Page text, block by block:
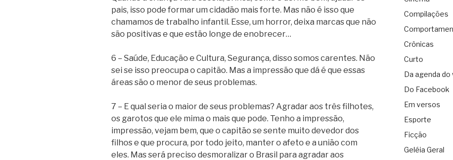
pais, isso pode formar um cidadão mais forte. Mas não é isso que
chamamos de trabalho infantil. Esse, um horror, deixa marcas que não
são positivas e que estão longe de enobrecer…
6 – Saúde, Educação e Cultura, Segurança, disso somos carentes. Não
sei se isso preocupa o capitão. Mas a impressão que dá é que essas
áreas são o menor de seus problemas.
7 – E qual seria o maior de seus problemas? Agradar aos três filhotes,
os garotos que ele mima o mais que pode. Tenho a impressão,
impressão, vejam bem, que o capitão se sente muito devedor dos
filhos e que procura, por todo jeito, manter o afeto e a união com
eles. Mas será preciso desmoralizar o Brasil para agradar aos
Compilações
Crônicas
Curto
Da agenda do
Do Facebook
Em versos
Esporte
Ficção
Geléia Geral